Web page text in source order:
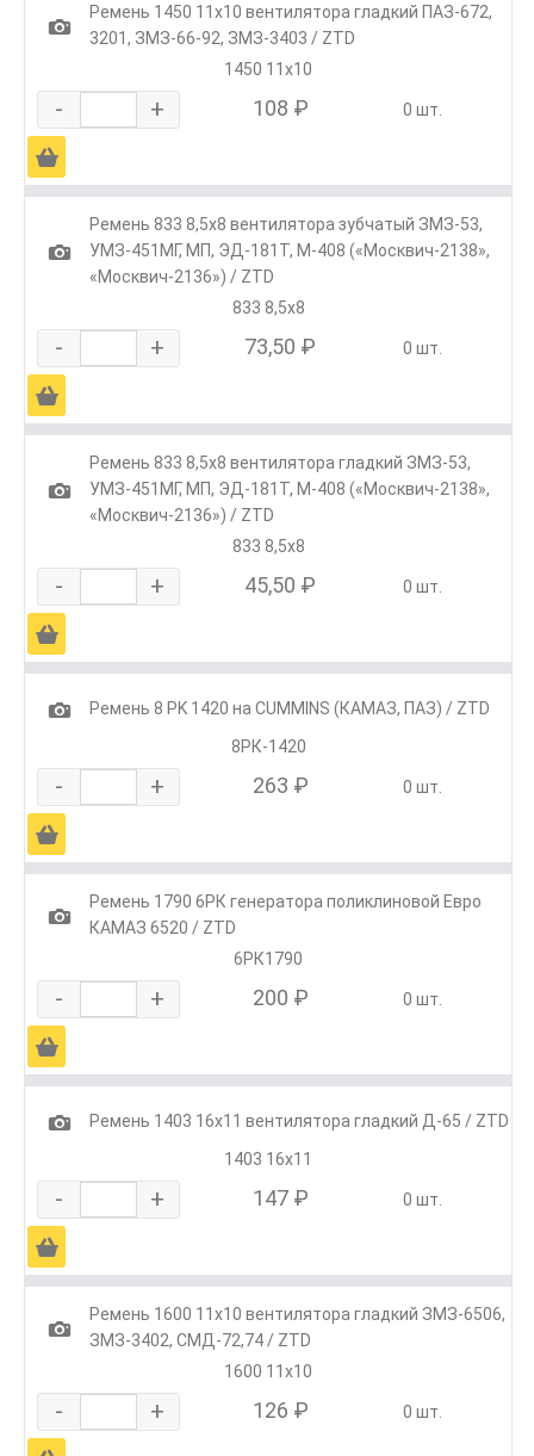
1
Ремень 1450 11х10 вентилятора гладкий ПАЗ-672,
3201, ЗМЗ-66-92, ЗМЗ-3403 / ZTD
1450 11х10
- + 108 ₽ 0 шт.
Ä
1
Ремень 833 8,5х8 вентилятора зубчатый ЗМЗ-53,
УМЗ-451МГ, МП, ЭД-181Т, М-408 («Москвич-2138»,
«Москвич-2136») / ZTD
833 8,5х8
- + 73,50 ₽ 0 шт.
Ä
1
Ремень 833 8,5х8 вентилятора гладкий ЗМЗ-53,
УМЗ-451МГ, МП, ЭД-181Т, М-408 («Москвич-2138»,
«Москвич-2136») / ZTD
833 8,5х8
- + 45,50 ₽ 0 шт.
Ä
1
Ремень 8 РK 1420 на CUMMINS (КАМАЗ, ПАЗ) / ZTD
8РК-1420
- + 263 ₽ 0 шт.
Ä
1
Ремень 1790 6РК генератора поликлиновой Евро
КАМАЗ 6520 / ZTD
6РК1790
- + 200 ₽ 0 шт.
Ä
1
Ремень 1403 16x11 вентилятора гладкий Д-65 / ZTD
1403 16х11
- + 147 ₽ 0 шт.
Ä
1
Ремень 1600 11х10 вентилятора гладкий ЗМЗ-6506,
ЗМЗ-3402, СМД-72,74 / ZTD
1600 11х10
- + 126 ₽ 0 шт.